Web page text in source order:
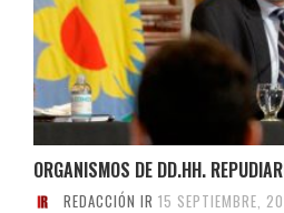
ORGANISMOS DE DD.HH.
REDACCIÓN IR 15 SEPTIEMBRE,